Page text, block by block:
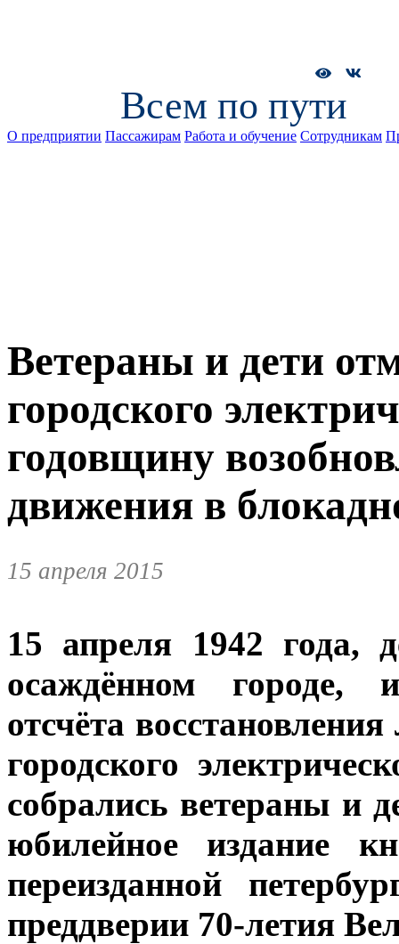
Всем по пути
О предприятии Пассажирам Работа и обучение Сотрудникам
Ветераны и дети
городского
годовщину
движения в
15 апреля 2015
15 апреля 1942 года,
осаждённом городе,
отсчёта
городского
собрались ветераны и
юбилейное издание
переизданной
преддверии 70-летия